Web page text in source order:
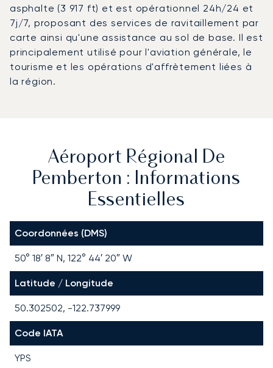
asphalte (3 917 ft) et est opérationnel 24h/24 et
7j/7, proposant des services de ravitaillement par
carte ainsi qu'une assistance au sol de base. Il est
principalement utilisé pour l'aviation générale, le
tourisme et les opérations d'affrètement liées à
la région.
Aéroport Régional De
Pemberton : Informations
Essentielles
Coordonnées (DMS)
50° 18′ 8″ N, 122° 44′ 20″ W
Latitude / Longitude
50.302502, -122.737999
Code IATA
YPS